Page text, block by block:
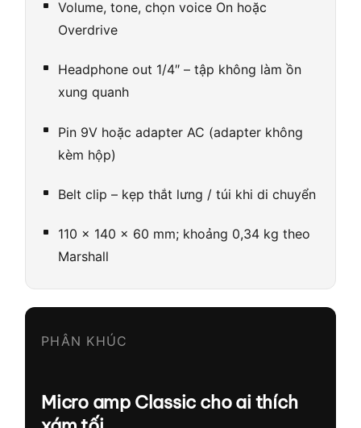
Volume, tone, chọn voice On hoặc
Overdrive
Headphone out 1/4″ – tập không làm ồn
xung quanh
Pin 9V hoặc adapter AC (adapter không
kèm hộp)
Belt clip – kẹp thắt lưng / túi khi di chuyển
110 × 140 × 60 mm; khoảng 0,34 kg theo
Marshall
PHÂN KHÚC
Micro amp Classic cho ai thích